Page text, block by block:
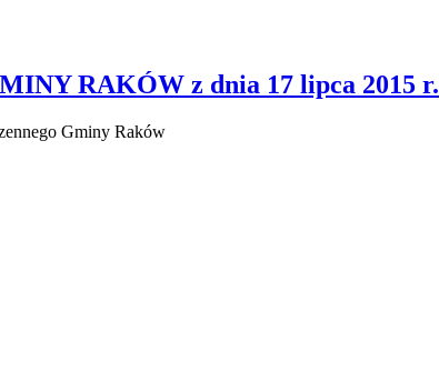
RAKÓW z dnia 17 lipca 2015 r.
Gminy Raków